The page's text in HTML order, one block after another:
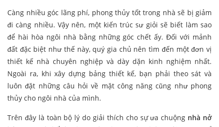
Càng nhiều góc lãng phí, phong thủy tốt trong nhà sẽ bị giảm
đi càng nhiều. Vậy nên, một kiến trúc sư giỏi sẽ biết làm sao
để hài hòa ngôi nhà bằng những góc chết ấy. Đối với mảnh
đất đặc biệt như thế này, quý gia chủ nên tìm đến một đơn vị
thiết kế nhà chuyên nghiệp và dày dặn kinh nghiệm nhất.
Ngoài ra, khi xây dựng bảng thiết kế, bạn phải theo sát và
luôn đặt những câu hỏi về mặt công năng cũng như phong
thủy cho ngôi nhà của mình.
Trên đây là toàn bộ lý do giải thích cho sự ưa chuộng nhà nở